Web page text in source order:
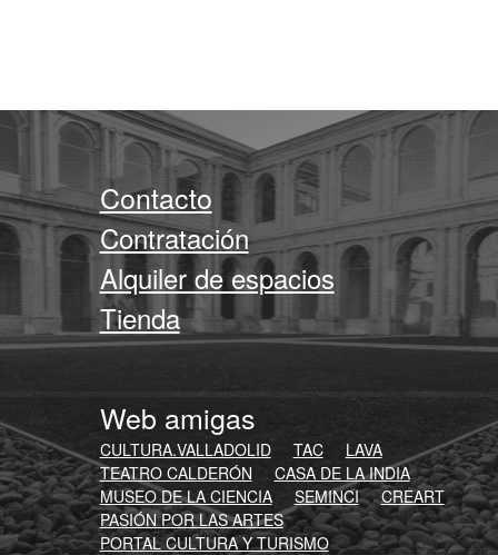
Contacto
Contratación
Alquiler de espacios
Tienda
Web amigas
CULTURA.VALLADOLID TAC
LAVA
TEATRO CALDERÓN
CASA DE LA INDIA
MUSEO DE LA CIENCIA
SEMINCI
CREART
PASIÓN POR LAS ARTES
PORTAL CULTURA Y TURISMO